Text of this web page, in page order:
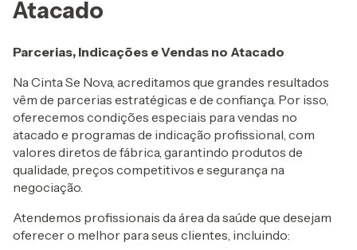
Atacado
Parcerias, Indicações e Vendas no Atacado
Na Cinta Se Nova, acreditamos que grandes resultados
vêm de parcerias estratégicas e de confiança. Por isso,
oferecemos condições especiais para vendas no
atacado e programas de indicação profissional, com
valores diretos de fábrica, garantindo produtos de
qualidade, preços competitivos e segurança na
negociação.
Atendemos profissionais da área da saúde que desejam
oferecer o melhor para seus clientes, incluindo: